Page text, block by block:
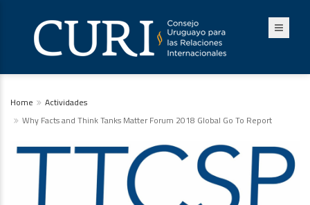
Home
Actividades
Why Facts and Think Tanks Matter Forum 2018 Global Go To Report